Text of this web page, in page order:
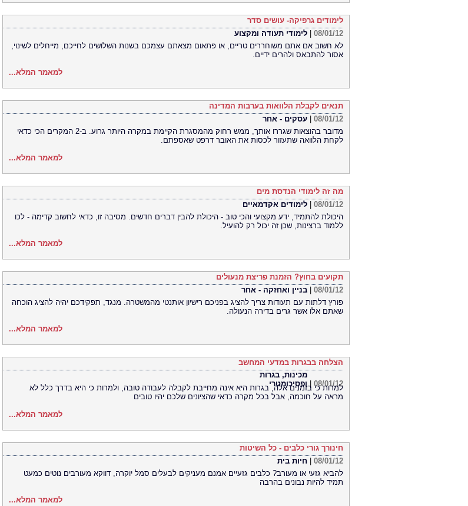
לימודים גרפיקה- עושים סדר
08/01/12
לימודי תעודה ומקצוע
לא חשוב אם אתם משוחררים טריים, או פתאום מצאתם עצמכם בשנות השלושים לחייכם, מייחלים לשינוי,
אסור להתבאס ולהרים ידיים.
למאמר המלא...
תנאים לקבלת הלוואות בערבות המדינה
08/01/12
עסקים - אחר
מדובר בהוצאות שגררו אותך, ממש רחוק מהמסגרת הקיימת במקרה היותר גרוע. ב-2 המקרים הכי כדאי
לקחת הלוואה שתעזור לכסות את האובר דרפט שאספתם.
למאמר המלא...
מה זה לימודי הנדסת מים
08/01/12
לימודים אקדמאיים
היכולת להתמיד, ידע מקצועי והכי טוב - היכולת להבין דברים חדשים. מסיבה זו, כדאי לחשוב קדימה - לכו
ללמוד ברצינות, שכן זה יכול רק להועיל.
למאמר המלא...
תקועים בחוץ? הזמנת פריצת מנעולים
08/01/12
בניין ואחזקה - אחר
פורץ דלתות עם תעודות צריך להציג בפניכם רישיון אותנטי מהמשטרה. מנגד, תפקידכם יהיה להציג הוכחה
שאתם אלו אשר גרים בדירה הנעולה.
למאמר המלא...
הצלחה בבגרות במדעי המחשב
08/01/12
|
מכינות, בגרות
ופסיכומטרי
למרות כי בזמנים אלה, בגרות היא אינה מחייבת לקבלה לעבודה טובה, ולמרות כי היא בדרך כלל לא
מראה על חוכמה, אבל בכל מקרה כדאי שהציונים שלכם יהיו טובים
למאמר המלא...
חינורך גורי כלבים - כל השיטות
08/01/12
חיות בית
להביא גזעי או מעורב? כלבים גזעיים אמנם מעניקים לבעלים סמל יוקרה, דווקא מעורבים נוטים כמעט
תמיד להיות נבונים בהרבה
למאמר המלא...